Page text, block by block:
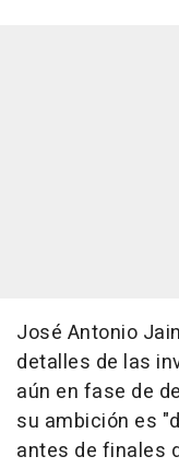
José Antonio
detalles de las
aún en fase de
su ambición es
antes de finales